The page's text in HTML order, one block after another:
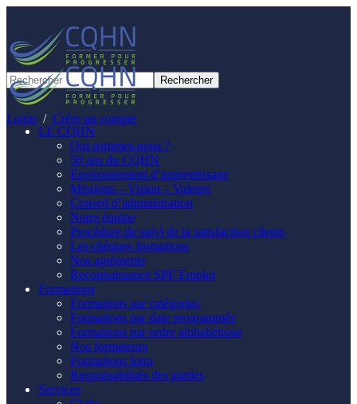
Login / Créer un compte
LE CQHN
Qui sommes-nous ?
50 ans du CQHN
Environnement d’apprentissage
Missions – Vision – Valeurs
Conseil d’administration
Notre équipe
Procédure de suivi de la satisfaction clients
Les chèques formations
Nos agréments
Reconnaissance SPF Emploi
Formations
Formations par catégories
Formations par date programmée
Formations par ordre alphabétique
Nos formateurs
Formations Intra
Responsabilités des parties
Services
Panneau de gestion des cookies